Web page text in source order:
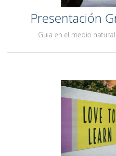
Presentación
Guia en el medio